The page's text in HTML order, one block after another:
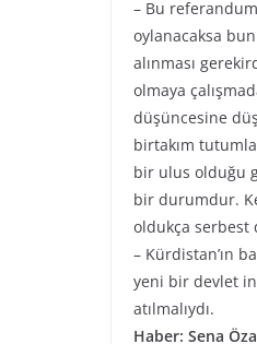
– Bu
oylanacaksa
alınması
olmaya
düşüncesine
birtakım
bir ulus olduğu
bir durumdur.
oldukça serbest
– Kürdistan’ın
yeni bir devlet
atılmalıydı.
Haber: Sena